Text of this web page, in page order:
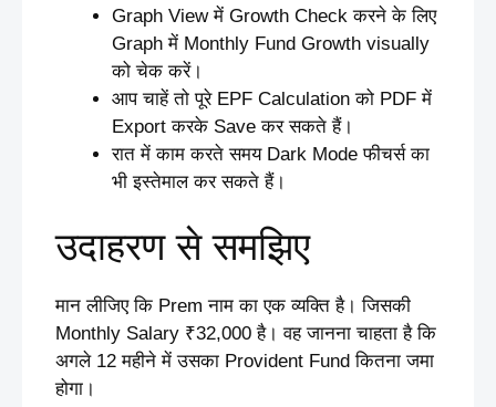
Graph View में Growth Check करने के लिए
Graph में Monthly Fund Growth visually
को चेक करें।
आप चाहें तो पूरे EPF Calculation को PDF में
Export करके Save कर सकते हैं।
रात में काम करते समय Dark Mode फीचर्स का
भी इस्तेमाल कर सकते हैं।
उदाहरण से समझिए
मान लीजिए कि Prem नाम का एक व्यक्ति है। जिसकी
Monthly Salary ₹32,000 है। वह जानना चाहता है कि
अगले 12 महीने में उसका Provident Fund कितना जमा
होगा।